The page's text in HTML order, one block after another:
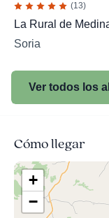
(13)
La Rural de
Soria
Ver todos los
Cómo llegar
+
−